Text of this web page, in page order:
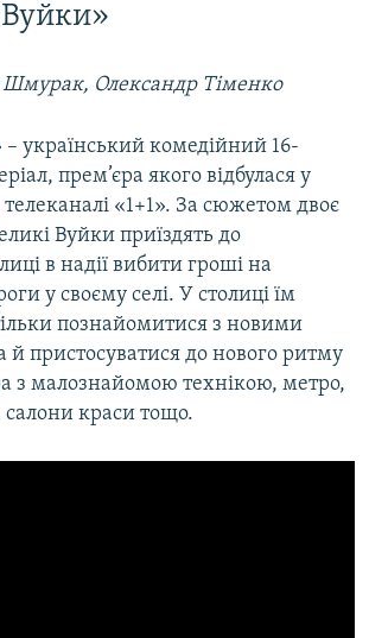
Олександр Тіменко
– український комедійний 16-
прем’єра якого відбулася у
телеканалі «1+1». За сюжетом двоє
Вуйки приїздять до
в надії вибити гроші на
у своєму селі. У столиці їм
познайомитися з новими
пристосуватися до нового ритму
з малознайомою технікою, метро,
салони краси тощо.